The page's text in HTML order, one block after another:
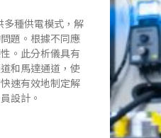
多種供電模式，解
題。根據不同應
。此分析儀具有
和馬達通道，使
速有效地制定解
設計。